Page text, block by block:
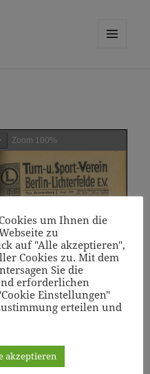
Zoom 100%
Zoom
um Ihnen die
zu
auf "Alle akzeptieren",
Cookies zu. Mit dem
Sie die
erforderlichen
Einstellungen"
erteilen und
akzeptieren